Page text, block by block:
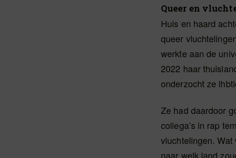
Queer en
Huis en haard
queer
werkte aan de
2022 haar
onderzocht ze
Ze had daardoor
collega’s in rap
vluchtelingen.
naar welk land